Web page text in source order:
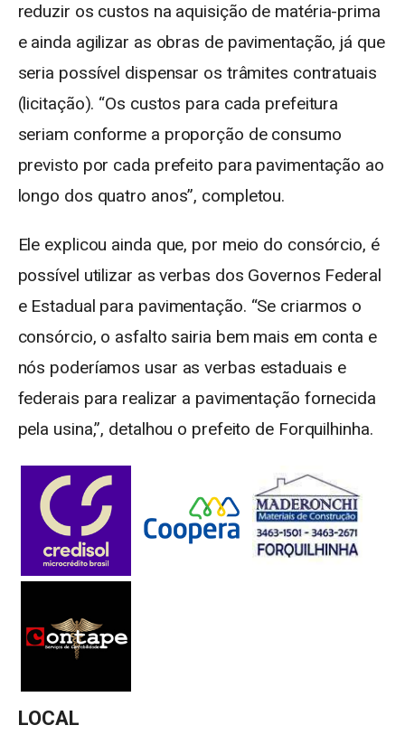
reduzir os custos na aquisição de matéria-prima
e ainda agilizar as obras de pavimentação, já que
seria possível dispensar os trâmites contratuais
(licitação). “Os custos para cada prefeitura
seriam conforme a proporção de consumo
previsto por cada prefeito para pavimentação ao
longo dos quatro anos”, completou.
Ele explicou ainda que, por meio do consórcio, é
possível utilizar as verbas dos Governos Federal
e Estadual para pavimentação. “Se criarmos o
consórcio, o asfalto sairia bem mais em conta e
nós poderíamos usar as verbas estaduais e
federais para realizar a pavimentação fornecida
pela usina,”, detalhou o prefeito de Forquilhinha.
LOCAL